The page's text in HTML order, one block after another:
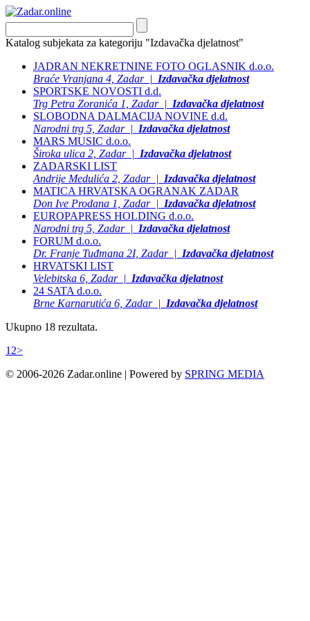
Katalog subjekata za kategoriju "Izdavačka djelatnost"
JADRAN NEKRETNINE FOTO OGLASNIK d.o.o.
Braće Vranjana 4, Zadar | Izdavačka djelatnost
SPORTSKE NOVOSTI d.d.
Trg Petra Zoranića 1, Zadar | Izdavačka djelatnost
SLOBODNA DALMACIJA NOVINE d.d.
Narodni trg 5, Zadar | Izdavačka djelatnost
MARS MUSIC d.o.o.
Široka ulica 2, Zadar | Izdavačka djelatnost
ZADARSKI LIST
Andrije Medulića 2, Zadar | Izdavačka djelatnost
MATICA HRVATSKA OGRANAK ZADAR
Don Ive Prodana 1, Zadar | Izdavačka djelatnost
EUROPAPRESS HOLDING d.o.o.
Narodni trg 5, Zadar | Izdavačka djelatnost
FORUM d.o.o.
Dr. Franje Tuđmana 2I, Zadar | Izdavačka djelatnost
HRVATSKI LIST
Velebitska 6, Zadar | Izdavačka djelatnost
24 SATA d.o.o.
Brne Karnarutića 6, Zadar | Izdavačka djelatnost
Ukupno 18 rezultata.
1 2>
© 2006-2026 Zadar.online | Powered by SPRING MEDIA